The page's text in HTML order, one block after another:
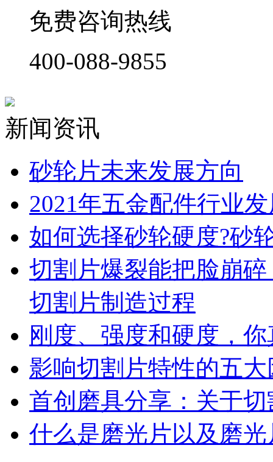
免费咨询热线
400-088-9855
新闻资讯
砂轮片未来发展方向
2021年五金配件行业
如何选择砂轮硬度?砂
切割片爆裂能把脸崩
切割片制造过程
刚度、强度和硬度，
影响切割片特性的五
首创磨具分享：关于
什么是磨光片以及磨